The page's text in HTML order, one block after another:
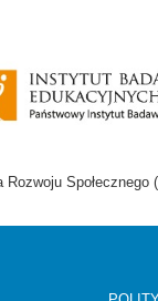
Społecznego